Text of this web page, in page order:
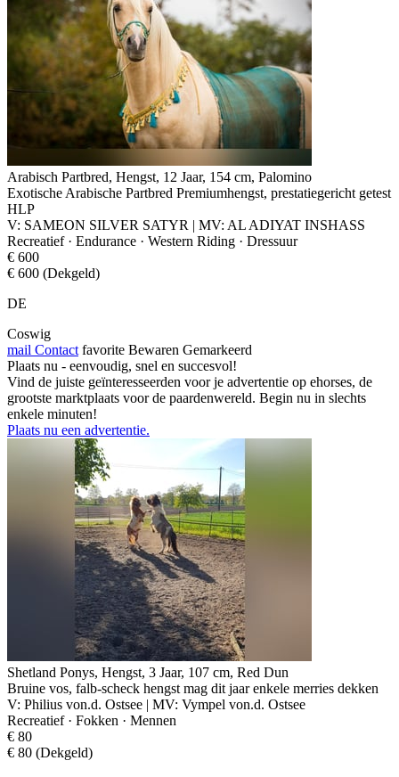
Arabisch Partbred, Hengst, 12 Jaar, 154 cm, Palomino
Exotische Arabische Partbred Premiumhengst, prestatiegericht getest
HLP
V: SAMEON SILVER SATYR | MV: AL ADIYAT INSHASS
Recreatief · Endurance · Western Riding · Dressuur
€ 600
€ 600 (Dekgeld)
DE
Coswig
mail Contact favorite Bewaren Gemarkeerd
Plaats nu - eenvoudig, snel en succesvol!
Vind de juiste geïnteresseerden voor je advertentie op ehorses, de
grootste marktplaats voor de paardenwereld. Begin nu in slechts
enkele minuten!
Plaats nu een advertentie.
Shetland Ponys, Hengst, 3 Jaar, 107 cm, Red Dun
Bruine vos, falb-scheck hengst mag dit jaar enkele merries dekken
V: Philius von.d. Ostsee | MV: Vympel von.d. Ostsee
Recreatief · Fokken · Mennen
€ 80
€ 80 (Dekgeld)